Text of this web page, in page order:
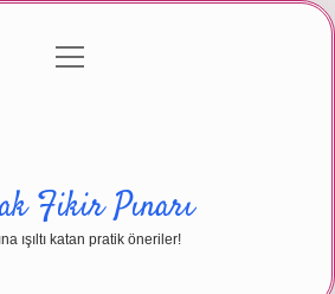
Gizlilik Politikası
menüyü
Fikir Pınarı
ışıltı katan pratik öneriler!